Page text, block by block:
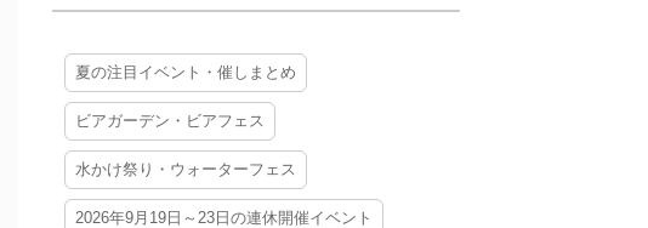
夏の注目イベント・催しまとめ
ビアガーデン・ビアフェス
水かけ祭り・ウォーターフェス
2026年9月19日～23日の連休開催イベント